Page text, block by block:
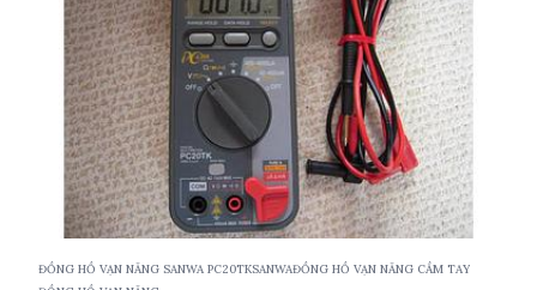
ĐỒNG HỒ VẠN NĂNG SANWA PC20TKSANWAĐỒNG HỒ VẠN NĂNG CẦM TAY